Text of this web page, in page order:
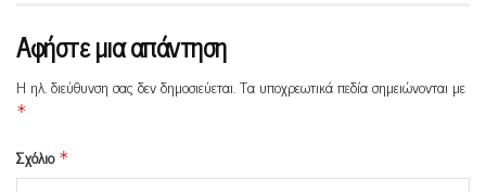
Αφήστε μια απάντηση
Η ηλ. διεύθυνση σας δεν δημοσιεύεται.Τα υποχρεωτικά πεδία σημειώνονται με
*
Σχόλιο *